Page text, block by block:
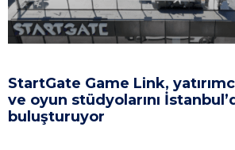
StartGate Game Link,
ve oyun stüdyolarını
buluşturuyor